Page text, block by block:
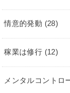
情意的発動 (28)
稼業は修行 (12)
メンタルコントロ